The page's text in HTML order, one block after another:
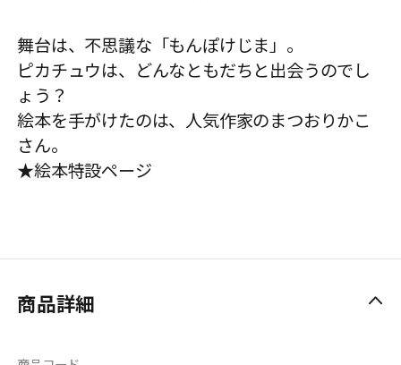
舞台は、不思議な「もんぽけじま」。
ピカチュウは、どんなともだちと出会うのでし
ょう？
絵本を手がけたのは、人気作家のまつおりかこ
さん。
★絵本特設ページ
商品詳細